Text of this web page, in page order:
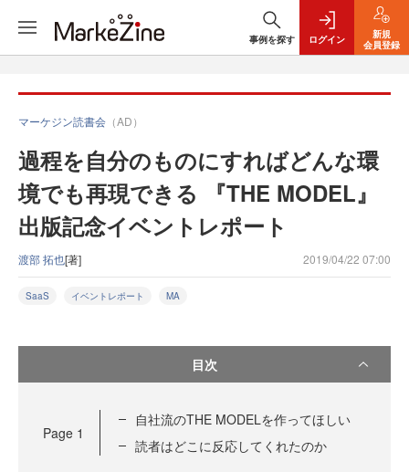
事例を探す ログイン
新規
会員登録
マーケジン読書会 （AD）
過程を自分のものにすればどんな環
境でも再現できる 『THE MODEL』
出版記念イベントレポート
渡部 拓也[著] 2019/04/22 07:00
SaaS イベントレポート MA
目次
Page 1
自社流のTHE MODELを作ってほしい
読者はどこに反応してくれたのか